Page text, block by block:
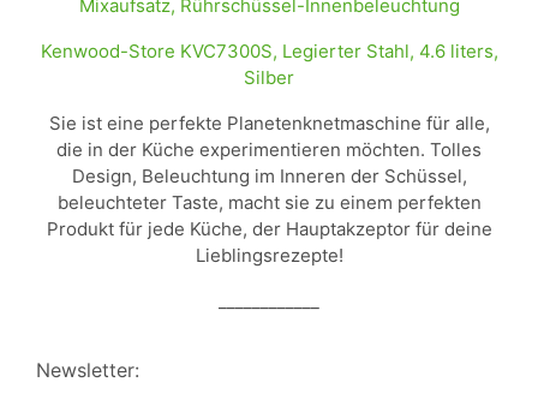
Kenwood-Store KVC7300S, Legierter Stahl, 4.6 liters,
Silber
Sie ist eine perfekte Planetenknetmaschine für alle,
die in der Küche experimentieren möchten. Tolles
Design, Beleuchtung im Inneren der Schüssel,
beleuchteter Taste, macht sie zu einem perfekten
Produkt für jede Küche, der Hauptakzeptor für deine
Lieblingsrezepte!
Newsletter: